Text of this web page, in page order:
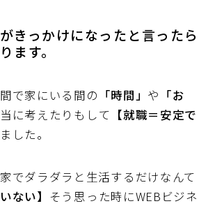
きっかけになったと言ったら
ます。
で家にいる間の 「時間」 や 「お
に考えたりもして 【就職＝安定で
した。
でダラダラと生活するだけなんて
ない】 そう思った時にWEBビジネ